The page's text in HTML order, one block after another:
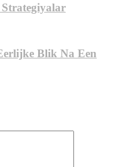
Strategiyalar
Blik Na Een